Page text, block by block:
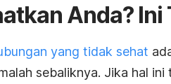
Anda? Ini
yang tidak sehat
sebaliknya. Jika hal